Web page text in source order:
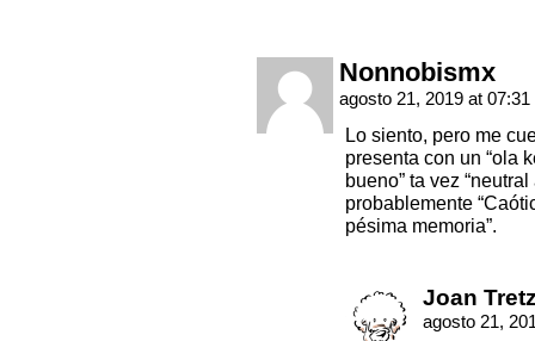
Nonnobismx
agosto 21, 2019 at 07:31
Lo siento, pero me
presenta con un “ola
bueno” ta vez
probablemente
pésima memoria”.
Joan
agosto 21,